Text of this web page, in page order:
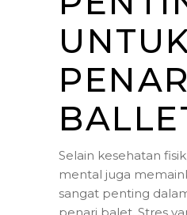
Selain kesehatan
mental juga
sangat penting